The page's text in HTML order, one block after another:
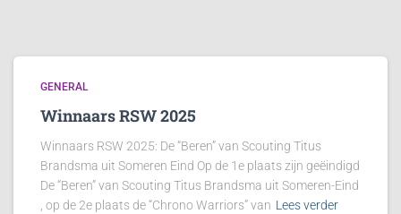
GENERAL
Winnaars RSW 2025
Winnaars RSW 2025: De “Beren” van Scouting Titus
Brandsma uit Someren Eind Op de 1e plaats zijn geëindigd
De “Beren” van Scouting Titus Brandsma uit Someren-Eind
, op de 2e plaats de “Chrono Warriors” van Lees verder